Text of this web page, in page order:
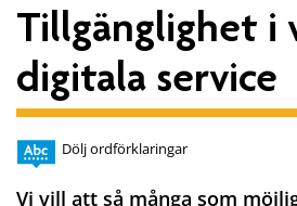
Tillgänglighet i
digitala service
Dölj ordförklaringar
Vi vill att så många som